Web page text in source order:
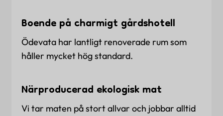
Boende på charmigt gårdshotell
Ödevata har lantligt renoverade rum som
håller mycket hög standard.
Närproducerad ekologisk mat
Vi tar maten på stort allvar och jobbar alltid